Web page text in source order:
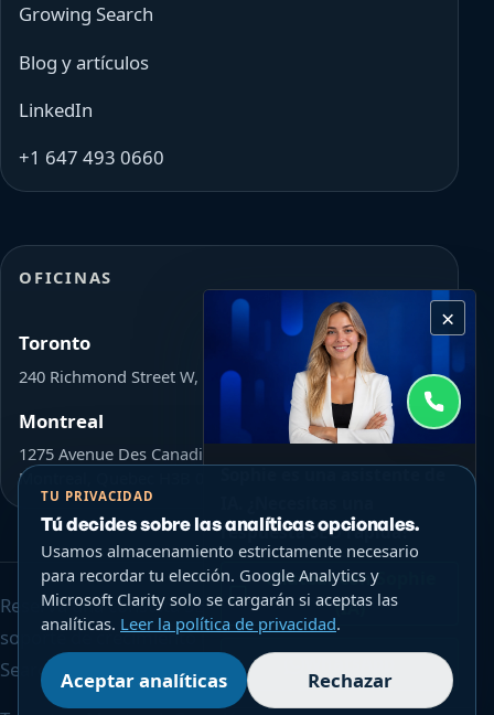
Growing Search
Blog y artículos
LinkedIn
+1 647 493 0660
OFICINAS
Toronto
240 Richmond Street W, Toronto, ON Canada M5V 1V6
Montreal
1275 Avenue Des Canadiens-De-Montreal L'Avenue,
Montreal, Quebec H3B 0G4
Reserva una consulta SEO enfocada de $200 o explora
soporte de crecimiento más amplio con Growing
Search.
TU PRIVACIDAD
Tú decides sobre las analíticas opcionales.
Usamos almacenamiento estrictamente necesario
para recordar tu elección. Google Analytics y
Microsoft Clarity solo se cargarán si aceptas las
analíticas. Leer la política de privacidad.
Aceptar analíticas Rechazar
×
respuesta SEO rápida?
Chatear con Sophie
(IA)